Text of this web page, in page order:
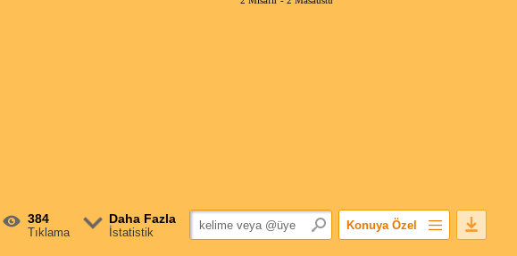
384
Tıklama
Daha Fazla
İstatistik
Konuya Özel